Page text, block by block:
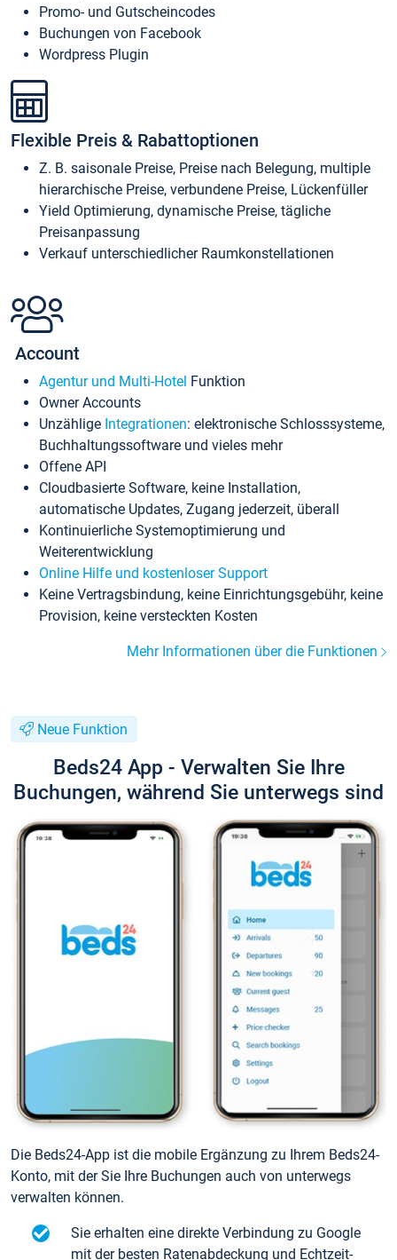
Promo- und Gutscheincodes
Buchungen von Facebook
Wordpress Plugin
Flexible Preis & Rabattoptionen
Z. B. saisonale Preise, Preise nach Belegung, multiple
hierarchische Preise, verbundene Preise, Lückenfüller
Yield Optimierung, dynamische Preise, tägliche
Preisanpassung
Verkauf unterschiedlicher Raumkonstellationen
Account
Agentur und Multi-Hotel Funktion
Owner Accounts
Unzählige Integrationen: elektronische Schlosssysteme,
Buchhaltungssoftware und vieles mehr
Offene API
Cloudbasierte Software, keine Installation,
automatische Updates, Zugang jederzeit, überall
Kontinuierliche Systemoptimierung und
Weiterentwicklung
Online Hilfe und kostenloser Support
Keine Vertragsbindung, keine Einrichtungsgebühr, keine
Provision, keine versteckten Kosten
Mehr Informationen über die Funktionen
Neue Funktion
Beds24 App - Verwalten Sie Ihre
Buchungen, während Sie unterwegs sind
Die Beds24-App ist die mobile Ergänzung zu Ihrem Beds24-
Konto, mit der Sie Ihre Buchungen auch von unterwegs
verwalten können.
Sie erhalten eine direkte Verbindung zu Google
mit der besten Ratenabdeckung und Echtzeit-